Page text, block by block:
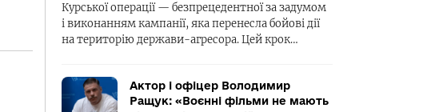
Курської операції — безпрецедентної за задумом
і виконанням кампанії, яка перенесла бойові дії
на територію держави-агресора. Цей крок…
Актор і офіцер Володимир
Ращук: «Воєнні фільми не мають